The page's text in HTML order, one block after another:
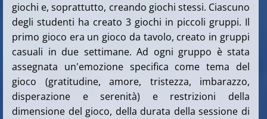
giochi e, soprattutto, creando giochi stessi. Ciascuno
degli studenti ha creato 3 giochi in piccoli gruppi. Il
primo gioco era un gioco da tavolo, creato in gruppi
casuali in due settimane. Ad ogni gruppo è stata
assegnata un'emozione specifica come tema del
gioco (gratitudine, amore, tristezza, imbarazzo,
disperazione e serenità) e restrizioni della
dimensione del gioco, della durata della sessione di